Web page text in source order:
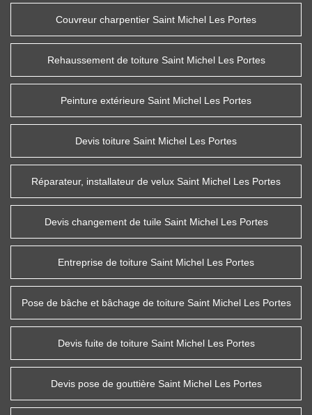
Couvreur charpentier Saint Michel Les Portes
Rehaussement de toiture Saint Michel Les Portes
Peinture extérieure Saint Michel Les Portes
Devis toiture Saint Michel Les Portes
Réparateur, installateur de velux Saint Michel Les Portes
Devis changement de tuile Saint Michel Les Portes
Entreprise de toiture Saint Michel Les Portes
Pose de bâche et bâchage de toiture Saint Michel Les Portes
Devis fuite de toiture Saint Michel Les Portes
Devis pose de gouttière Saint Michel Les Portes